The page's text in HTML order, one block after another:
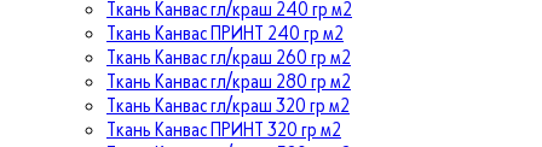
Ткань Канвас гл/краш 240 гр м2
Ткань Канвас ПРИНТ 240 гр м2
Ткань Канвас гл/краш 260 гр м2
Ткань Канвас гл/краш 280 гр м2
Ткань Канвас гл/краш 320 гр м2
Ткань Канвас ПРИНТ 320 гр м2